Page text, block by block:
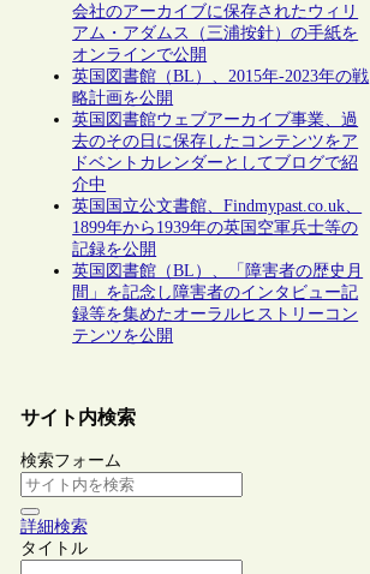
会社のアーカイブに保存されたウィリ
アム・アダムス（三浦按針）の手紙を
オンラインで公開
英国図書館（BL）、2015年-2023年の戦
略計画を公開
英国図書館ウェブアーカイブ事業、過
去のその日に保存したコンテンツをア
ドベントカレンダーとしてブログで紹
介中
英国国立公文書館、Findmypast.co.uk、
1899年から1939年の英国空軍兵士等の
記録を公開
英国図書館（BL）、「障害者の歴史月
間」を記念し障害者のインタビュー記
録等を集めたオーラルヒストリーコン
テンツを公開
サイト内検索
検索フォーム
詳細検索
タイトル